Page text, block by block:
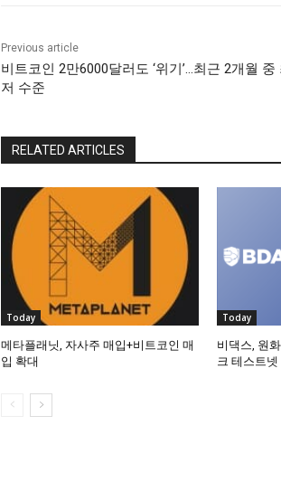
Previous article
비트코인 2만6000달러도 ‘위기’…최근 2개월 중
저 수준
RELATED ARTICLES
Today
메타플래닛, 자사주 매입+비트코인 매
입 확대
Today
비댁스, 원
크 테스트넷